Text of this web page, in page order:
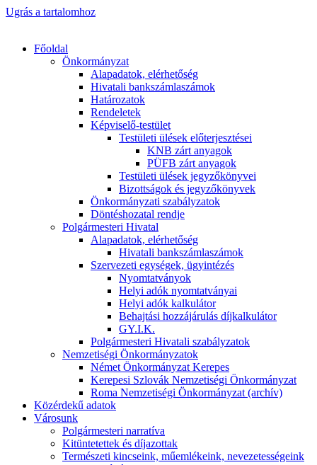
Ugrás a tartalomhoz
Főoldal
Önkormányzat
Alapadatok, elérhetőség
Hivatali bankszámlaszámok
Határozatok
Rendeletek
Képviselő-testület
Testületi ülések előterjesztései
KNB zárt anyagok
PÜFB zárt anyagok
Testületi ülések jegyzőkönyvei
Bizottságok és jegyzőkönyvek
Önkormányzati szabályzatok
Döntéshozatal rendje
Polgármesteri Hivatal
Alapadatok, elérhetőség
Hivatali bankszámlaszámok
Szervezeti egységek, ügyintézés
Nyomtatványok
Helyi adók nyomtatványai
Helyi adók kalkulátor
Behajtási hozzájárulás díjkalkulátor
GY.I.K.
Polgármesteri Hivatali szabályzatok
Nemzetiségi Önkormányzatok
Német Önkormányzat Kerepes
Kerepesi Szlovák Nemzetiségi Önkormányzat
Roma Nemzetiségi Önkormányzat (archív)
Közérdekű adatok
Városunk
Polgármesteri narratíva
Kitüntetettek és díjazottak
Természeti kincseink, műemlékeink, nevezetességeink